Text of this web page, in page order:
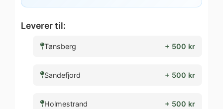
Leverer til:
Tønsberg + 500 kr
Sandefjord + 500 kr
Holmestrand + 500 kr